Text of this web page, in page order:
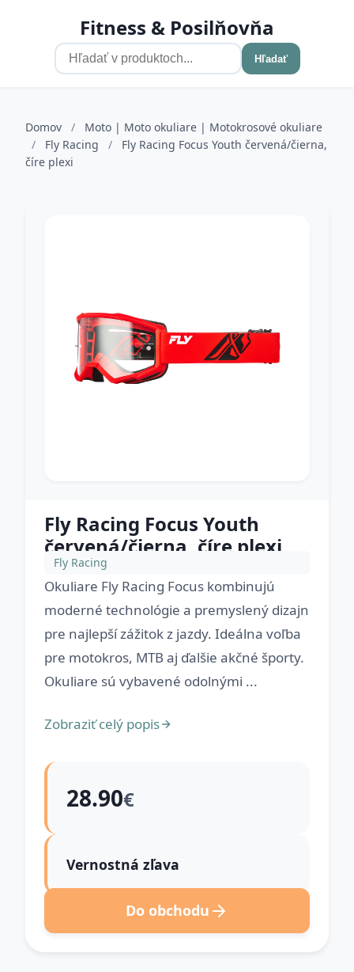
Fitness & Posilňovňa
Hľadať
Domov /
Moto | Moto okuliare | Motokrosové okuliare
/
Fly Racing /
Fly Racing Focus Youth červená/čierna,
číre plexi
Fly Racing Focus Youth
červená/čierna, číre plexi
Fly Racing
Okuliare Fly Racing Focus kombinujú
moderné technológie a premyslený dizajn
pre najlepší zážitok z jazdy. Ideálna voľba
pre motokros, MTB aj ďalšie akčné športy.
Okuliare sú vybavené odolnými ...
Zobraziť celý popis
28.90€
Vernostná zľava
Do obchodu